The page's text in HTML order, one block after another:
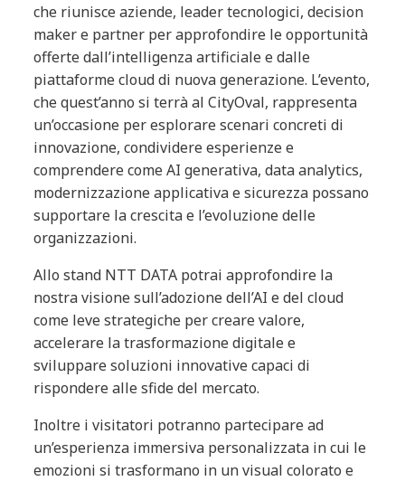
che riunisce aziende, leader tecnologici, decision
maker e partner per approfondire le opportunità
offerte dall’intelligenza artificiale e dalle
piattaforme cloud di nuova generazione. L’evento,
che quest’anno si terrà al CityOval, rappresenta
un’occasione per esplorare scenari concreti di
innovazione, condividere esperienze e
comprendere come AI generativa, data analytics,
modernizzazione applicativa e sicurezza possano
supportare la crescita e l’evoluzione delle
organizzazioni.
Allo stand NTT DATA potrai approfondire la
nostra visione sull’adozione dell’AI e del cloud
come leve strategiche per creare valore,
accelerare la trasformazione digitale e
sviluppare soluzioni innovative capaci di
rispondere alle sfide del mercato.
Inoltre i visitatori potranno partecipare ad
un’esperienza immersiva personalizzata in cui le
emozioni si trasformano in un visual colorato e